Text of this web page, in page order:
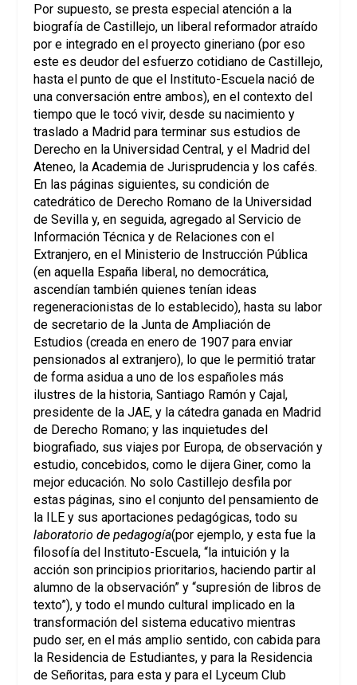
Por supuesto, se presta especial atención a la
biografía de Castillejo, un liberal reformador atraído
por e integrado en el proyecto gineriano (por eso
este es deudor del esfuerzo cotidiano de Castillejo,
hasta el punto de que el Instituto-Escuela nació de
una conversación entre ambos), en el contexto del
tiempo que le tocó vivir, desde su nacimiento y
traslado a Madrid para terminar sus estudios de
Derecho en la Universidad Central, y el Madrid del
Ateneo, la Academia de Jurisprudencia y los cafés.
En las páginas siguientes, su condición de
catedrático de Derecho Romano de la Universidad
de Sevilla y, en seguida, agregado al Servicio de
Información Técnica y de Relaciones con el
Extranjero, en el Ministerio de Instrucción Pública
(en aquella España liberal, no democrática,
ascendían también quienes tenían ideas
regeneracionistas de lo establecido), hasta su labor
de secretario de la Junta de Ampliación de
Estudios (creada en enero de 1907 para enviar
pensionados al extranjero), lo que le permitió tratar
de forma asidua a uno de los españoles más
ilustres de la historia, Santiago Ramón y Cajal,
presidente de la JAE, y la cátedra ganada en Madrid
de Derecho Romano; y las inquietudes del
biografiado, sus viajes por Europa, de observación y
estudio, concebidos, como le dijera Giner, como la
mejor educación. No solo Castillejo desfila por
estas páginas, sino el conjunto del pensamiento de
la ILE y sus aportaciones pedagógicas, todo su
laboratorio de pedagogía(por ejemplo, y esta fue la
filosofía del Instituto-Escuela, “la intuición y la
acción son principios prioritarios, haciendo partir al
alumno de la observación” y “supresión de libros de
texto”), y todo el mundo cultural implicado en la
transformación del sistema educativo mientras
pudo ser, en el más amplio sentido, con cabida para
la Residencia de Estudiantes, y para la Residencia
de Señoritas, para esta y para el Lyceum Club